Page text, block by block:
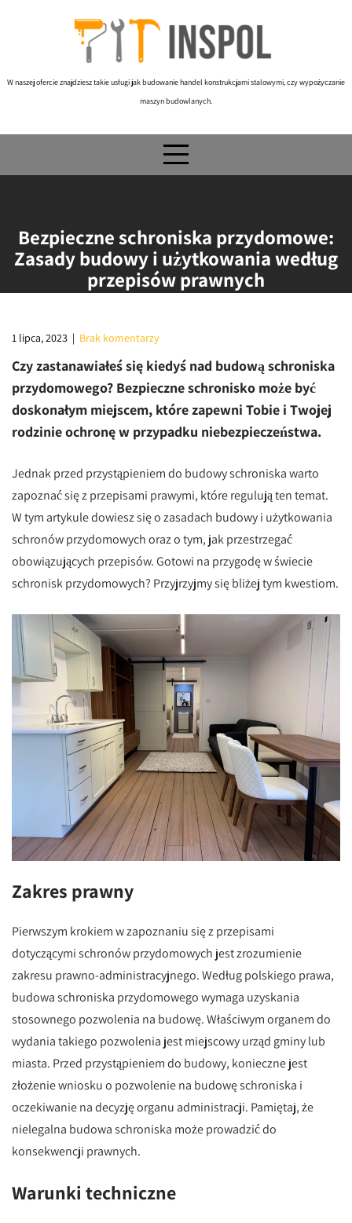
W naszej ofercie znajdziesz takie usługi jak budowanie handel konstrukcjami stalowymi, czy wypożyczanie
maszyn budowlanych.
Bezpieczne schroniska przydomowe:
Zasady budowy i użytkowania według
przepisów prawnych
1 lipca, 2023 | Brak komentarzy
Czy zastanawiałeś się kiedyś nad budową schroniska
przydomowego? Bezpieczne schronisko może być
doskonałym miejscem, które zapewni Tobie i Twojej
rodzinie ochronę w przypadku niebezpieczeństwa.
Jednak przed przystąpieniem do budowy schroniska warto
zapoznać się z przepisami prawymi, które regulują ten temat.
W tym artykule dowiesz się o zasadach budowy i użytkowania
schronów przydomowych oraz o tym, jak przestrzegać
obowiązujących przepisów. Gotowi na przygodę w świecie
schronisk przydomowych? Przyjrzyjmy się bliżej tym kwestiom.
Zakres prawny
Pierwszym krokiem w zapoznaniu się z przepisami
dotyczącymi schronów przydomowych jest zrozumienie
zakresu prawno-administracyjnego. Według polskiego prawa,
budowa schroniska przydomowego wymaga uzyskania
stosownego pozwolenia na budowę. Właściwym organem do
wydania takiego pozwolenia jest miejscowy urząd gminy lub
miasta. Przed przystąpieniem do budowy, konieczne jest
złożenie wniosku o pozwolenie na budowę schroniska i
oczekiwanie na decyzję organu administracji. Pamiętaj, że
nielegalna budowa schroniska może prowadzić do
konsekwencji prawnych.
Warunki techniczne